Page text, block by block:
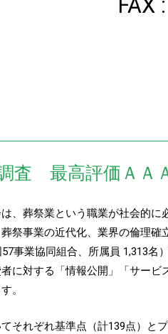
FAX
査 最高評価ＡＡ
、葬祭業という職業が社会的
祭事業の近代化、業界の倫理
事業協同組合、所属員 1,313名）
に対する「情報公開」「サー
。
それぞれ基準点（計139点）と